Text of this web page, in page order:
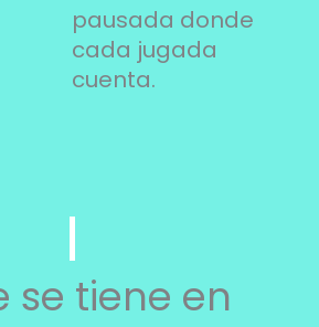
pausada donde
cada jugada
cuenta.
se tiene en